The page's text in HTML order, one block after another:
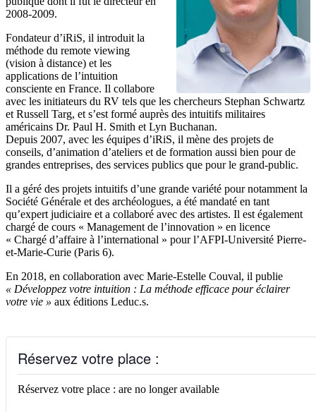
2008-2009.
Fondateur d’iRiS, il introduit la
méthode du remote viewing
(vision à distance) et les
applications de l’intuition
consciente en France. Il collabore
avec les initiateurs du RV tels que les chercheurs Stephan Schwartz
et Russell Targ, et s’est formé auprès des intuitifs militaires
américains Dr. Paul H. Smith et Lyn Buchanan.
Depuis 2007, avec les équipes d’iRiS, il mène des projets de
conseils, d’animation d’ateliers et de formation aussi bien pour de
grandes entreprises, des services publics que pour le grand-public.
Il a géré des projets intuitifs d’une grande variété pour notamment la
Société Générale et des archéologues, a été mandaté en tant
qu’expert judiciaire et a collaboré avec des artistes. Il est également
chargé de cours « Management de l’innovation » en licence
« Chargé d’affaire à l’international » pour l’AFPI-Université Pierre-
et-Marie-Curie (Paris 6).
En 2018, en collaboration avec Marie-Estelle Couval, il publie
« Développez votre intuition : La méthode efficace pour éclairer
votre vie » aux éditions Leduc.s.
Réservez votre place :
Réservez votre place : are no longer available